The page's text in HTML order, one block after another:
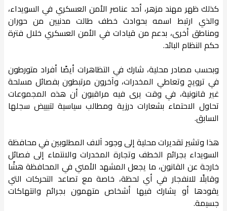
كذلك ظهر مهند مزهر، أحد عناصر الأمن العسكري في السويداء،
والذي ارتبط اسمه بحوادث خطف طالت مدنيين من حوران
ومناطق أخرى، بدعم من قيادات في الأمن العسكري خلال فترة
حكم النظام البائد.
وبحسب مصادر محلية، شارك في التظاهرات أيضًا أفراد متورطون
في ترويج وتعاطي المخدرات، وآخرون مرتبطون بفصائل مسلحة
غير قانونية، في وقت يرى فيه مراقبون أن هذه المجموعات
تحاول الاحتماء بشعارات درزية ومطالب سياسية لتبييض سجلها
السابق.
هذا وتشير تقديرات محلية إلى وجود آلاف المطلوبين في محافظة
السويداء بجرائم الخطف وتجارة المخدرات والانتماء إلى فصائل
خارجة عن القانون، ما يجعل المشهد الأمني في المحافظة هشًا
وقابلًا للانفجار في أي لحظة، خاصة مع تصاعد التحركات التي
يقودها أو يشارك فيها أشخاص متهمون بجرائم وانتهاكات
جسيمة.